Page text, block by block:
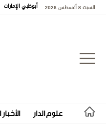
السبت 8 أغسطس 2026 أبوظبي الإمارات
علوم الدار